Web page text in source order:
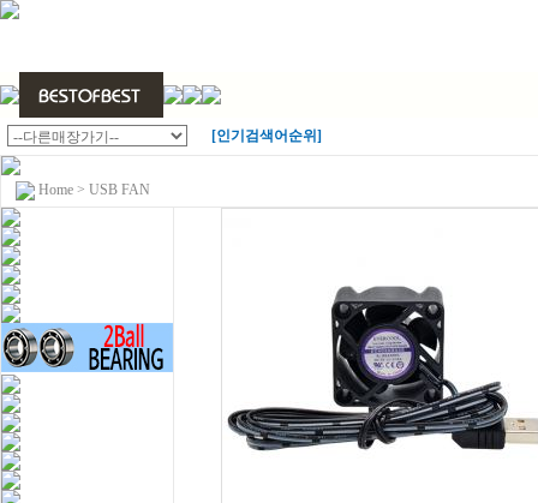
[인기검색어순위]
Home > USB FAN